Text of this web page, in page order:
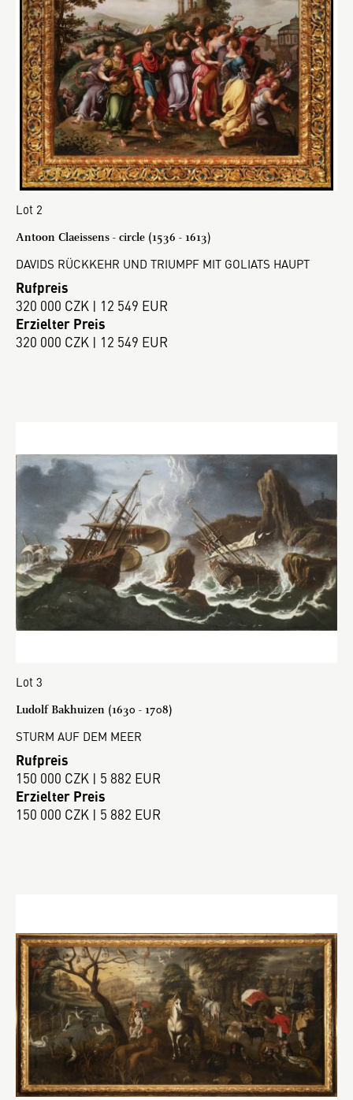
Lot 2
Antoon Claeissens - circle (1536 - 1613)
DAVIDS RÜCKKEHR UND TRIUMPF MIT GOLIATS HAUPT
Rufpreis
320 000 CZK | 12 549 EUR
Erzielter Preis
320 000 CZK | 12 549 EUR
Lot 3
Ludolf Bakhuizen (1630 - 1708)
STURM AUF DEM MEER
Rufpreis
150 000 CZK | 5 882 EUR
Erzielter Preis
150 000 CZK | 5 882 EUR